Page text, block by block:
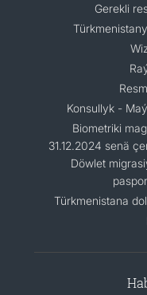
Gerekli
Konsullyk -
Biometriki
31.12.2024 senä
Döwlet
Türkmenistana